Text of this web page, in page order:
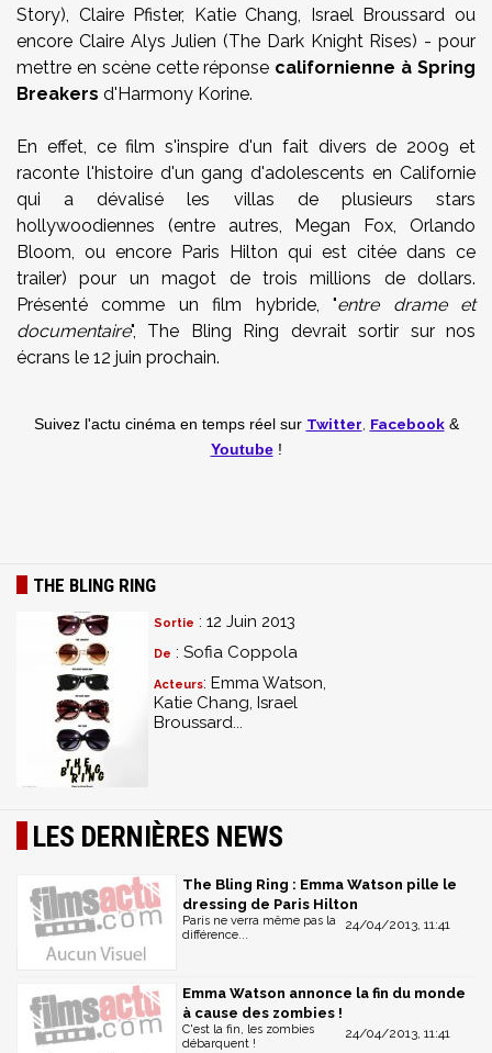
Story), Claire Pfister, Katie Chang, Israel Broussard ou
encore Claire Alys Julien (The Dark Knight Rises) - pour
mettre en scène cette réponse californienne à Spring
Breakers d'Harmony Korine.
En effet, ce film s'inspire d'un fait divers de 2009 et
raconte l'histoire d'un gang d'adolescents en Californie
qui a dévalisé les villas de plusieurs stars
hollywoodiennes (entre autres, Megan Fox, Orlando
Bloom, ou encore Paris Hilton qui est citée dans ce
trailer) pour un magot de trois millions de dollars.
Présenté comme un film hybride, "entre drame et
documentaire", The Bling Ring devrait sortir sur nos
écrans le 12 juin prochain.
Suivez l'actu cinéma en temps réel sur Twitter Facebook&
Youtube!
THE BLING RING
Sortie : 12 Juin 2013
De : Sofia Coppola
Acteurs: Emma Watson,
Katie Chang, Israel
Broussard...
LES DERNIÈRES NEWS
The Bling Ring : Emma Watson pille le
dressing de Paris Hilton
24/04/2013, 11:41
Paris ne verra même pas la
différence...
Emma Watson annonce la fin du monde
à cause des zombies !
24/04/2013, 11:41
C'est la fin, les zombies
débarquent !